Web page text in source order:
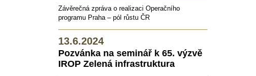
Závěrečná zpráva o realizaci Operačního
programu Praha – pól růstu ČR
13.6.2024
Pozvánka na seminář k 65. výzvě
IROP Zelená infrastruktura